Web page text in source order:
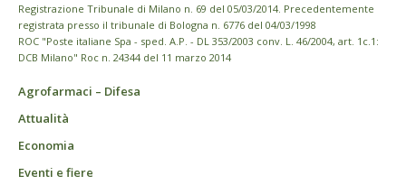
Registrazione Tribunale di Milano n. 69 del 05/03/2014. Precedentemente
registrata presso il tribunale di Bologna n. 6776 del 04/03/1998
ROC "Poste italiane Spa - sped. A.P. - DL 353/2003 conv. L. 46/2004, art. 1c.1:
DCB Milano" Roc n. 24344 del 11 marzo 2014
Agrofarmaci – Difesa
Attualità
Economia
Eventi e fiere